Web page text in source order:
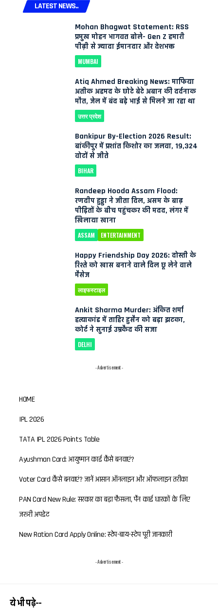
LATEST NEWS..
Mohan Bhagwat Statement: RSS
प्रमुख मोहन भागवत बोले- Gen Z हमारी
पीढ़ी से ज्यादा ईमानदार और देशभक्त
MUMBAI
Atiq Ahmed Breaking News: माफिया
अतीक अहमद के छोटे बेटे अबान की दर्दनाक
मौत, जेल में बंद बड़े भाई से मिलने जा रहा था
उत्तर प्रदेश
Bankipur By-Election 2026 Result:
बांकीपुर में प्रशांत किशोर का जलवा, 19,324
वोटों से जीते
BIHAR
Randeep Hooda Assam Flood:
रणदीप हुड्डा ने जीता दिल, असम के बाढ़
पीड़ितों के बीच पहुंचकर की मदद, लंगर में
खिलाया खाना
ASSAM ENTERTAINMENT
Happy Friendship Day 2026: दोस्ती के
रिश्ते को खास बनाने वाले दिल छू लेने वाले
मैसेज
लाइफस्टाइल
Ankit Sharma Murder: अंकित शर्मा
हत्याकांड में ताहिर हुसैन को बड़ा झटका,
कोर्ट ने सुनाई उम्रकैद की सजा
DELHI
- Advertisement -
HOME
IPL 2026
TATA IPL 2026 Points Table
Ayushman Card: आयुष्मान कार्ड कैसे बनवाएं?
Voter Card कैसे बनवाएं? जानें आसान ऑनलाइन और ऑफलाइन तरीका
PAN Card New Rule: सरकार का बड़ा फैसला, पैन कार्ड धारकों के लिए
जरूरी अपडेट
New Ration Card Apply Online: स्टेप-बाय-स्टेप पूरी जानकारी
- Advertisement -
ये भी पढ़े--